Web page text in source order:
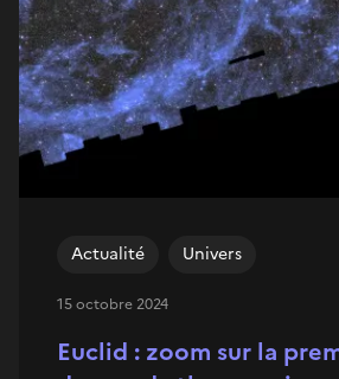
Euclid : zoom sur la
Actualité Univers
15 octobre 2024